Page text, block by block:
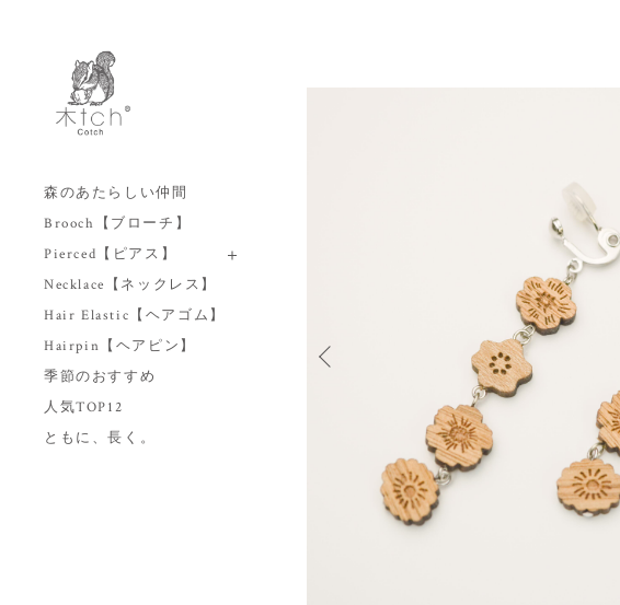
森のあたらしい仲間
Brooch【ブローチ】
Pierced【ピアス】
Necklace【ネックレス】
Hair Elastic【ヘアゴム】
Hairpin【ヘアピン】
季節のおすすめ
人気TOP12
ともに、長く。